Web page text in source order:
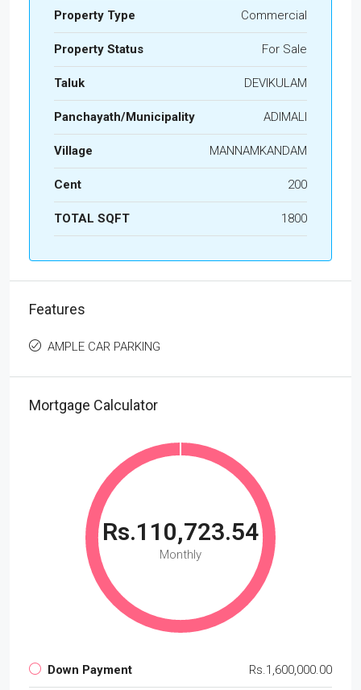
Property Type Commercial
Property Status For Sale
Taluk DEVIKULAM
Panchayath/Municipality ADIMALI
Village MANNAMKANDAM
Cent 200
TOTAL SQFT 1800
Features
AMPLE CAR PARKING
Mortgage Calculator
Rs.110,723.54
Monthly
Down Payment Rs.1,600,000.00